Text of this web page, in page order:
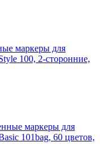
маркеры для
100, 2-сторонние,